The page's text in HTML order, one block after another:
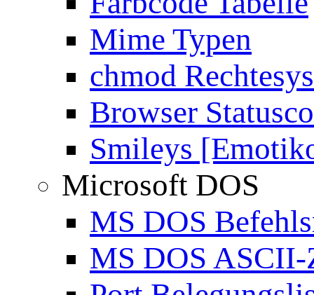
Mime Typen
chmod
Browser
Smileys
Microsoft DOS
MS DOS
MS DOS ASCII-